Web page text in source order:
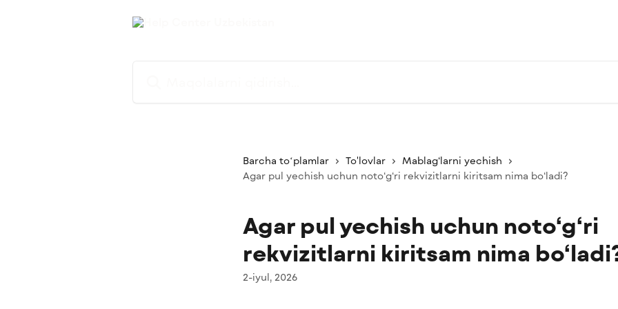
Barcha toʻplamlar To'lovlar
Mablag‘larni yechish
Agar pul yechish uchun noto‘g‘ri rekvizitlarni kiritsam nima bo‘ladi?
Agar pul yechish uchun noto‘g‘ri
rekvizitlarni kiritsam nima
2-iyul, 2026